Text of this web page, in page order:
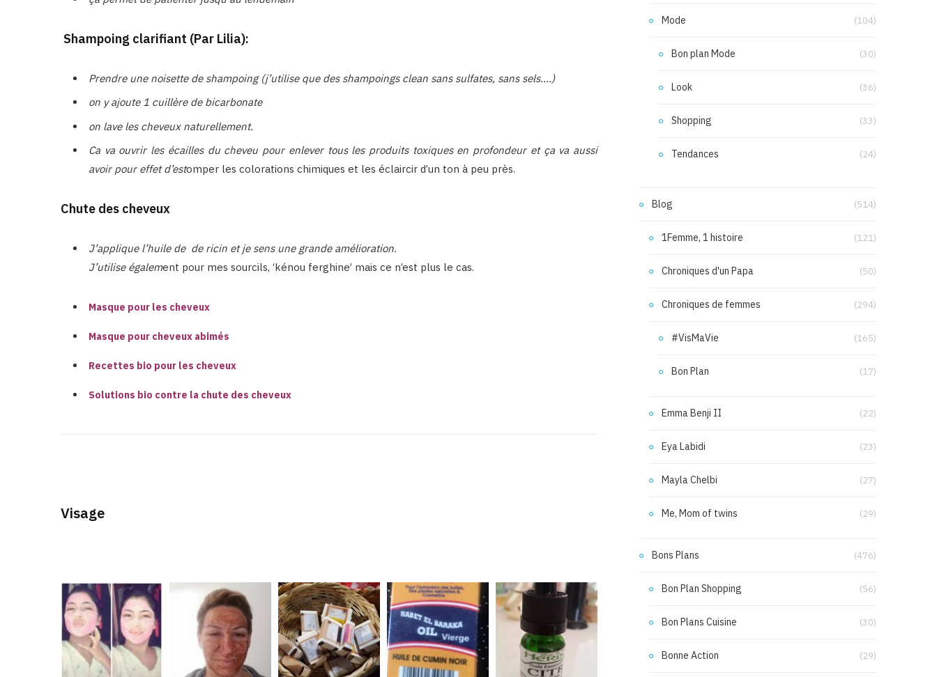
Shampoing clarifiant (Par Lilia):
Prendre une noisette de shampoing (j’utilise que des shampoings clean sans sulfates, sans sels….)
on y ajoute 1 cuillère de bicarbonate
on lave les cheveux naturellement.
Ca va ouvrir les écailles du cheveu pour enlever tous les produits toxiques en profondeur et ça va aussi
avoir pour effet d’estomper les colorations chimiques et les éclaircir d’un ton à peu près.
Chute des cheveux
J’applique l’huile de de ricin et je sens une grande amélioration.
J’utilise également pour mes sourcils, ‘kénou ferghine’ mais ce n’est plus le cas.
Masque pour les cheveux
Masque pour cheveux abimés
Recettes bio pour les cheveux
Solutions bio contre la chute des cheveux
Visage
Mode (104)
Bon plan Mode (30)
Look (36)
Shopping (33)
Tendances (24)
Blog (514)
1Femme, 1 histoire (121)
Chroniques d'un Papa (50)
Chroniques de femmes (294)
#VisMaVie (165)
Bon Plan (17)
Emma Benji II (22)
Eya Labidi (23)
Mayla Chelbi (27)
Me, Mom of twins (29)
Bons Plans (476)
Bon Plan Shopping (56)
Bon Plans Cuisine (30)
Bonne Action (29)